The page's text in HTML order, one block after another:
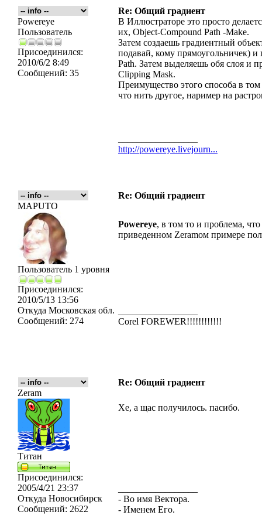
Re: Общий градиент
Powereye
Пользователь
Присоединился:
2010/6/2 8:49
Сообщений: 35
В Иллюстраторе это просто
их, Object-Compound Path -Make.
Затем создаешь градиентный
подавай, кому прямоугольничек)
Path. Затем выделяешь обя слоя
Clipping Mask.
Преимущество этого способа в
что нить другое, наример на
http://powereye.livejourn...
Re: Общий градиент
MAPUTO
Пользователь 1 уровня
Присоединился:
2010/5/13 13:56
Откуда Московская обл.
Сообщений: 274
Powereye, в том то и проблема,
приведенном Zeramом примере
Corel FOREWER!!!!!!!!!!!!
Re: Общий градиент
Zeram
Титан
Присоединился:
2005/4/21 23:37
Откуда Новосибирск
Сообщений: 2622
Хе, а щас получилось. пасибо.
- Во имя Вектора.
- Именем Его.